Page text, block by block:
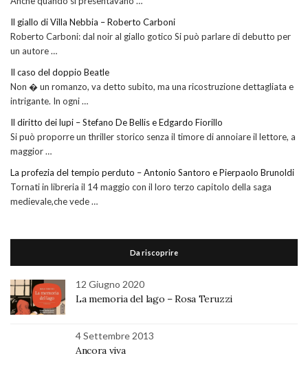
Il giallo di Villa Nebbia – Roberto Carboni
Roberto Carboni: dal noir al giallo gotico Si può parlare di debutto per
un autore …
Il caso del doppio Beatle
Non � un romanzo, va detto subito, ma una ricostruzione dettagliata e
intrigante. In ogni …
Il diritto dei lupi – Stefano De Bellis e Edgardo Fiorillo
Si può proporre un thriller storico senza il timore di annoiare il lettore, a
maggior …
La profezia del tempio perduto – Antonio Santoro e Pierpaolo Brunoldi
Tornati in libreria il 14 maggio con il loro terzo capitolo della saga
medievale,che vede …
Da riscoprire
12 Giugno 2020
La memoria del lago – Rosa Teruzzi
4 Settembre 2013
Ancora viva